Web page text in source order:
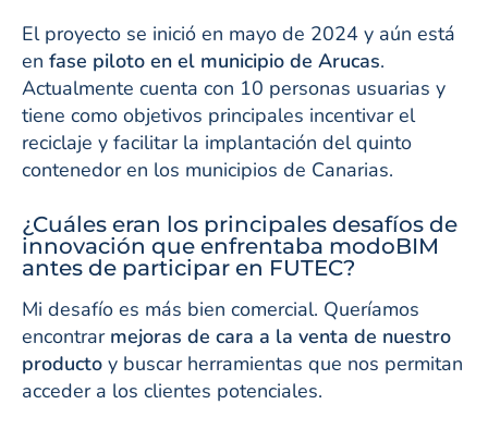
El proyecto se inició en mayo de 2024 y aún está
en fase piloto en el municipio de Arucas.
Actualmente cuenta con 10 personas usuarias y
tiene como objetivos principales incentivar el
reciclaje y facilitar la implantación del quinto
contenedor en los municipios de Canarias.
¿Cuáles eran los principales desafíos de
innovación que enfrentaba modoBIM
antes de participar en FUTEC?
Mi desafío es más bien comercial. Queríamos
encontrar mejoras de cara a la venta de nuestro
producto y buscar herramientas que nos permitan
acceder a los clientes potenciales.